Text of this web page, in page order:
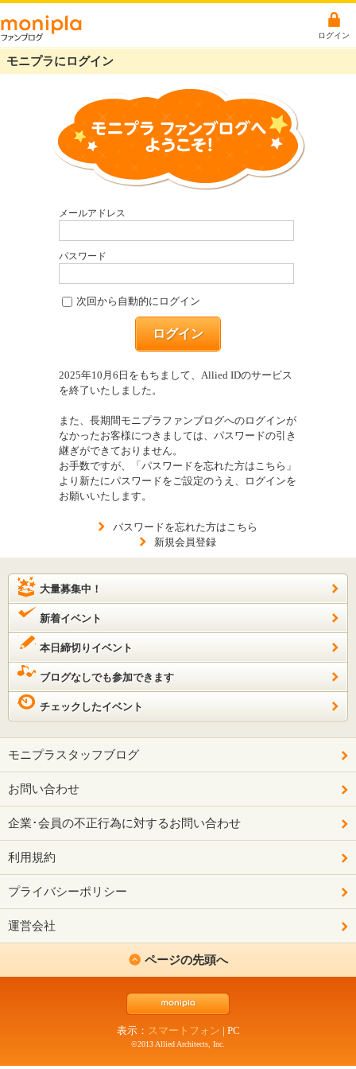
ログイン
モニプラにログイン
メールアドレス
パスワード
次回から自動的にログイン
ログイン
2025年10月6日をもちまして、Allied IDのサービス
を終了いたしました。
また、長期間モニプラファンブログへのログインが
なかったお客様につきましては、パスワードの引き
継ぎができておりません。
お手数ですが、「パスワードを忘れた方はこちら」
より新たにパスワードをご設定のうえ、ログインを
お願いいたします。
パスワードを忘れた方はこちら
新規会員登録
大量募集中！
新着イベント
本日締切りイベント
ブログなしでも参加できます
チェックしたイベント
モニプラスタッフブログ
お問い合わせ
企業･会員の不正行為に対するお問い合わせ
利用規約
プライバシーポリシー
運営会社
ページの先頭へ
表示： スマートフォン | PC
©2013 Allied Architects, Inc.